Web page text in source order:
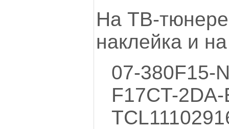
На ТВ-
наклейка и
07-380F15-
F17CT-2DA-